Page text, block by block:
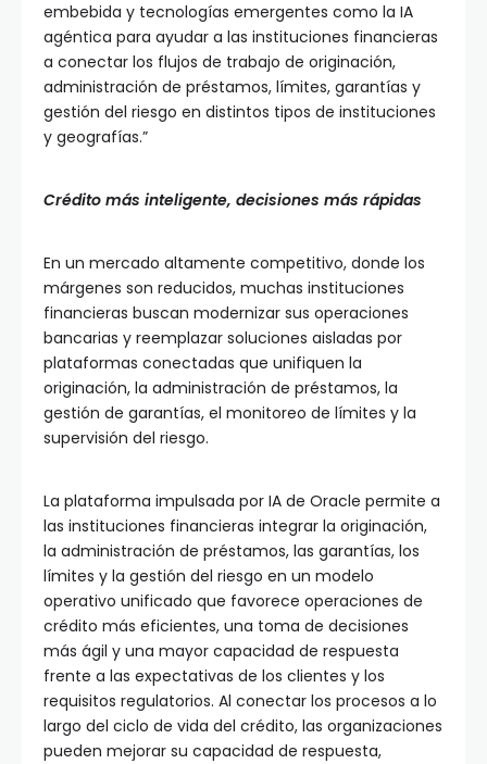
embebida y tecnologías emergentes como la IA
agéntica para ayudar a las instituciones financieras
a conectar los flujos de trabajo de originación,
administración de préstamos, límites, garantías y
gestión del riesgo en distintos tipos de instituciones
y geografías.”
Crédito más inteligente, decisiones más rápidas
En un mercado altamente competitivo, donde los
márgenes son reducidos, muchas instituciones
financieras buscan modernizar sus operaciones
bancarias y reemplazar soluciones aisladas por
plataformas conectadas que unifiquen la
originación, la administración de préstamos, la
gestión de garantías, el monitoreo de límites y la
supervisión del riesgo.
La plataforma impulsada por IA de Oracle permite a
las instituciones financieras integrar la originación,
la administración de préstamos, las garantías, los
límites y la gestión del riesgo en un modelo
operativo unificado que favorece operaciones de
crédito más eficientes, una toma de decisiones
más ágil y una mayor capacidad de respuesta
frente a las expectativas de los clientes y los
requisitos regulatorios. Al conectar los procesos a lo
largo del ciclo de vida del crédito, las organizaciones
pueden mejorar su capacidad de respuesta,